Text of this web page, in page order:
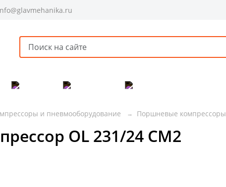
и пневмооборудование Поршневые компрессоры
OL 231/24 CM2